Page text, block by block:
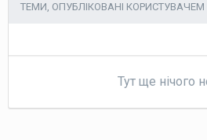
ТЕМИ, ОПУБЛІКОВАНІ КОРИСТУВАЧЕМ
Тут ще нічого